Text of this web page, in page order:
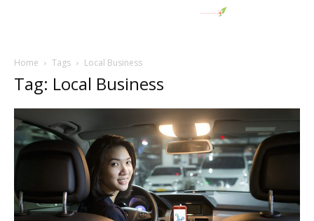
Home Tags Local Business
Tag: Local Business